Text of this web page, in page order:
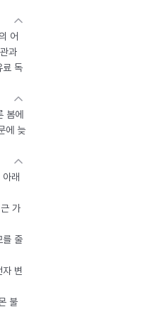
어
과
료 독
봄에
에 늦
래
가
를 줄
변
불